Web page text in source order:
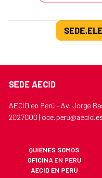
SEDE AECID
AECID en Perú - Av. Jorge
2027000 |
QUIÉNES SOMOS
OFICINA EN PERÚ
AECID EN PERÚ